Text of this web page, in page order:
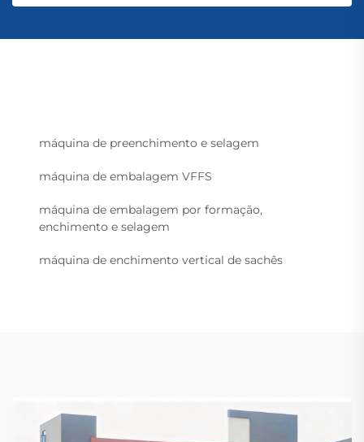
máquina de preenchimento e selagem
máquina de embalagem VFFS
máquina de embalagem por formação,
enchimento e selagem
máquina de enchimento vertical de sachês